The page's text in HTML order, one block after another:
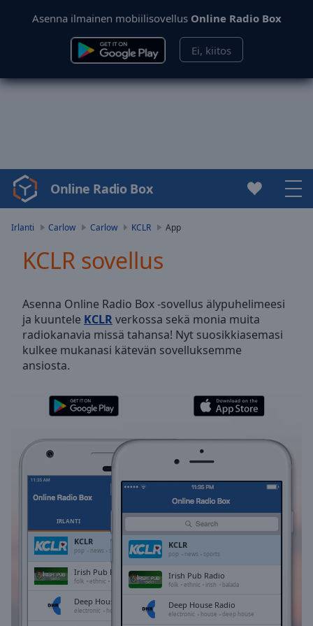
Asenna ilmainen mobiilisovellus Online Radio Box
Ei, kiitos
Video
Player
Video
Skip
Backward
Skip
Forward
Mute
Current
Duration-:-
0.00%
Stream
TypeLIVE
LIVE
Remaining
Online Radio Box
Irlanti Carlow Carlow KCLR App
KCLR sovellus
Asenna Online Radio Box -sovellus älypuhelimeesi
ja kuuntele KCLRverkossa sekä monia muita
radiokanavia missä tahansa! Nyt suosikkiasemasi
kulkee mukanasi kätevän sovelluksemme
ansiosta.
IRLANTI
KCLR
pop news sports
Irish Pub Radio
folk ethnic balada
Deep House Radio
electronic house deep house
KCLR
pop news sports
Irish Pub Radio
folk ethnic irish balada
Deep House Radio
electronic house deep house